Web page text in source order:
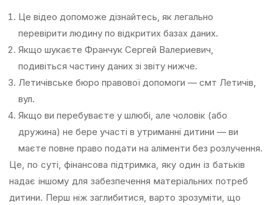
Це відео допоможе дізнайтесь, як легально
перевірити людину по відкритих базах даних.
Якщо шукаєте Франчук Сергей Валериевич,
подивіться частину даних зі звіту нижче.
Летичівське бюро правової допомоги — смт Летичів,
вул.
Якщо ви перебуваєте у шлюбі, але чоловік (або
дружина) не бере участі в утриманні дитини — ви
маєте повне право подати на аліменти без розлучення.
Це, по суті, фінансова підтримка, яку один із батьків
надає іншому для забезпечення матеріальних потреб
дитини. Перш ніж заглибитися, варто зрозуміти, що